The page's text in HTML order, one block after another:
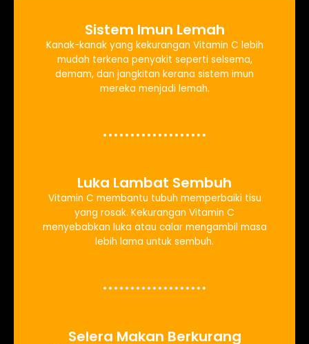
Sistem Imun Lemah
Kanak-kanak yang kekurangan Vitamin C lebih
mudah terkena penyakit seperti selsema,
demam, dan jangkitan kerana sistem imun
mereka menjadi lemah.
Luka Lambat Sembuh
Vitamin C membantu tubuh memperbaiki tisu
yang rosak. Kekurangan Vitamin C
menyebabkan luka atau calar mengambil masa
lebih lama untuk sembuh.
Selera Makan Berkurang